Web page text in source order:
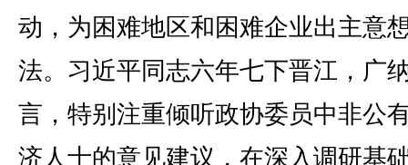
动，为困难地区和困难企业出主意
法。习近平同志六年七下晋江，广
言，特别注重倾听政协委员中非公
济人士的意见建议，在深入调研基